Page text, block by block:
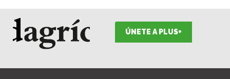
ÚNETE A PLUS+